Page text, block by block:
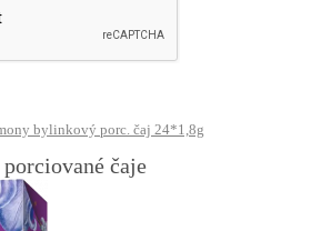
bylinkový porc. čaj 24*1,8g
čaje